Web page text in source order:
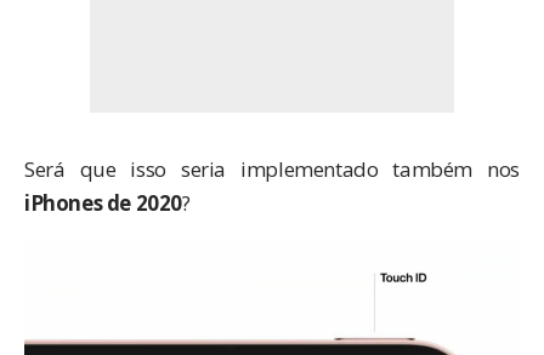
Será que isso seria implementado também nos
iPhones de 2020?